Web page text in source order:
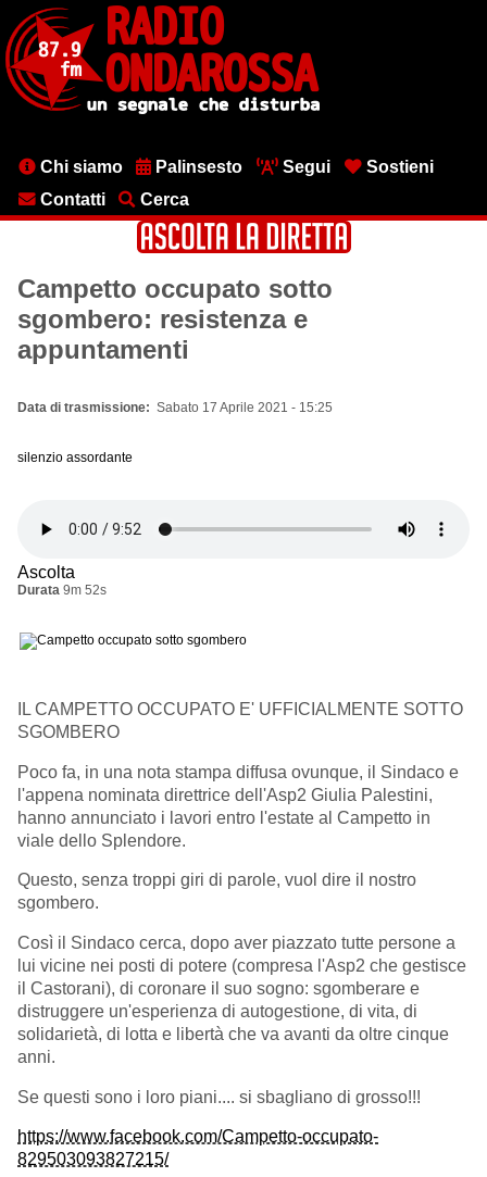
contenuto
principale
MenuChi siamo Palinsesto Segui
Sostieni
Contatti
Cerca
Campetto occupato sotto
sgombero: resistenza e
appuntamenti
Data di trasmissione Sabato 17 Aprile 2021 - 15:25
silenzio assordante
Ascolta
Durata 9m 52s
IL CAMPETTO OCCUPATO E' UFFICIALMENTE SOTTO
SGOMBERO
Poco fa, in una nota stampa diffusa ovunque, il Sindaco e
l'appena nominata direttrice dell'Asp2 Giulia Palestini,
hanno annunciato i lavori entro l'estate al Campetto in
viale dello Splendore.
Questo, senza troppi giri di parole, vuol dire il nostro
sgombero.
Così il Sindaco cerca, dopo aver piazzato tutte persone a
lui vicine nei posti di potere (compresa l'Asp2 che gestisce
il Castorani), di coronare il suo sogno: sgomberare e
distruggere un'esperienza di autogestione, di vita, di
solidarietà, di lotta e libertà che va avanti da oltre cinque
anni.
Se questi sono i loro piani.... si sbagliano di grosso!!!
https://www.facebook.com/Campetto-occupato-
829503093827215/